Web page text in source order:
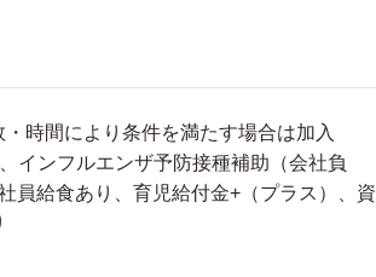
時間により条件を満たす場合は加入
インフルエンザ予防接種補助（会社負
員給食あり、育児給付金+（プラス）、資